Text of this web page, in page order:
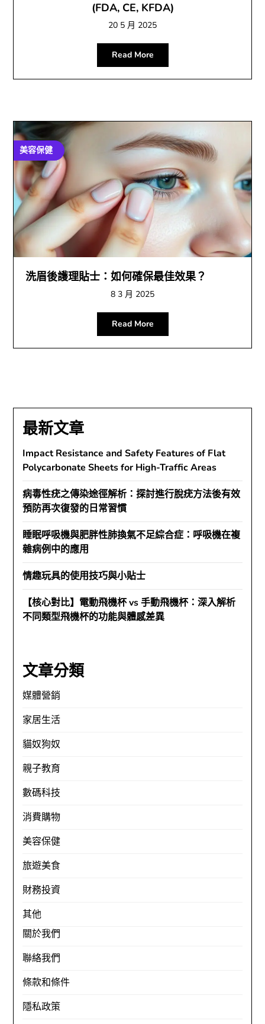
(FDA, CE, KFDA)
20 5 月 2025
Read More
美容保健
洗眉後護理貼士：如何確保最佳效果？
8 3 月 2025
Read More
最新文章
Impact Resistance and Safety Features of Flat
Polycarbonate Sheets for High-Traffic Areas
病毒性疣之傳染途徑解析：探討進行脫疣方法後有效
預防再次復發的日常習慣
睡眠呼吸機與肥胖性肺換氣不足綜合症：呼吸機在複
雜病例中的應用
情趣玩具的使用技巧與小貼士
【核心對比】電動飛機杯 vs 手動飛機杯：深入解析
不同類型飛機杯的功能與體感差異
文章分類
媒體營銷
家居生活
貓奴狗奴
親子教育
數碼科技
消費購物
美容保健
旅遊美食
財務投資
其他
關於我們
聯絡我們
條款和條件
隱私政策